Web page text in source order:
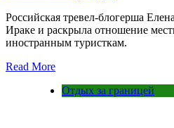
Российская тревел-блогерша
Ираке и раскрыла отношение
иностранным туристкам.
Read More
Отдых за границей